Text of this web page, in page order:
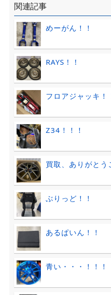
関連記事
めーがん！！
RAYS！！
フロアジャッキ！
Z34！！！
買取、ありがとう
ぶりっど！！
あるぱいん！！
青い・・・！！！